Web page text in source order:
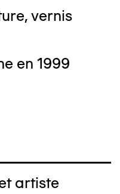
vernis
en 1999
artiste